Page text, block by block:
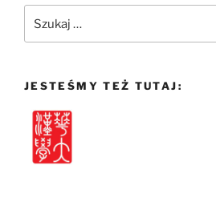
JESTEŚMY TEŻ TUTAJ: